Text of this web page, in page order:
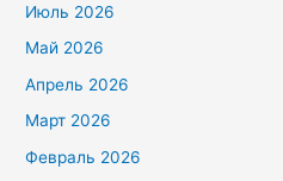
Июль 2026
Май 2026
Апрель 2026
Март 2026
Февраль 2026